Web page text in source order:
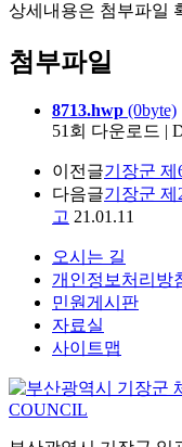
상세내용은 첨부파일
첨부파일
8713.hwp (0byte)
51회 다운로드 |
이전글기장군
다음글기장군
고 21.01.11
오시는 길
개인정보처리방
민원게시판
자료실
사이트맵